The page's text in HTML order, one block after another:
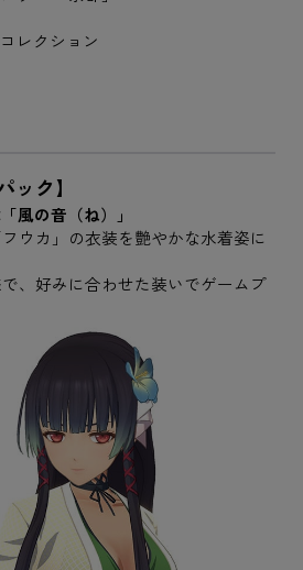
レクション
ック】
風の音（ね）」
ウカ」の衣装を艶やかな水着姿に
、好みに合わせた装いでゲームプ